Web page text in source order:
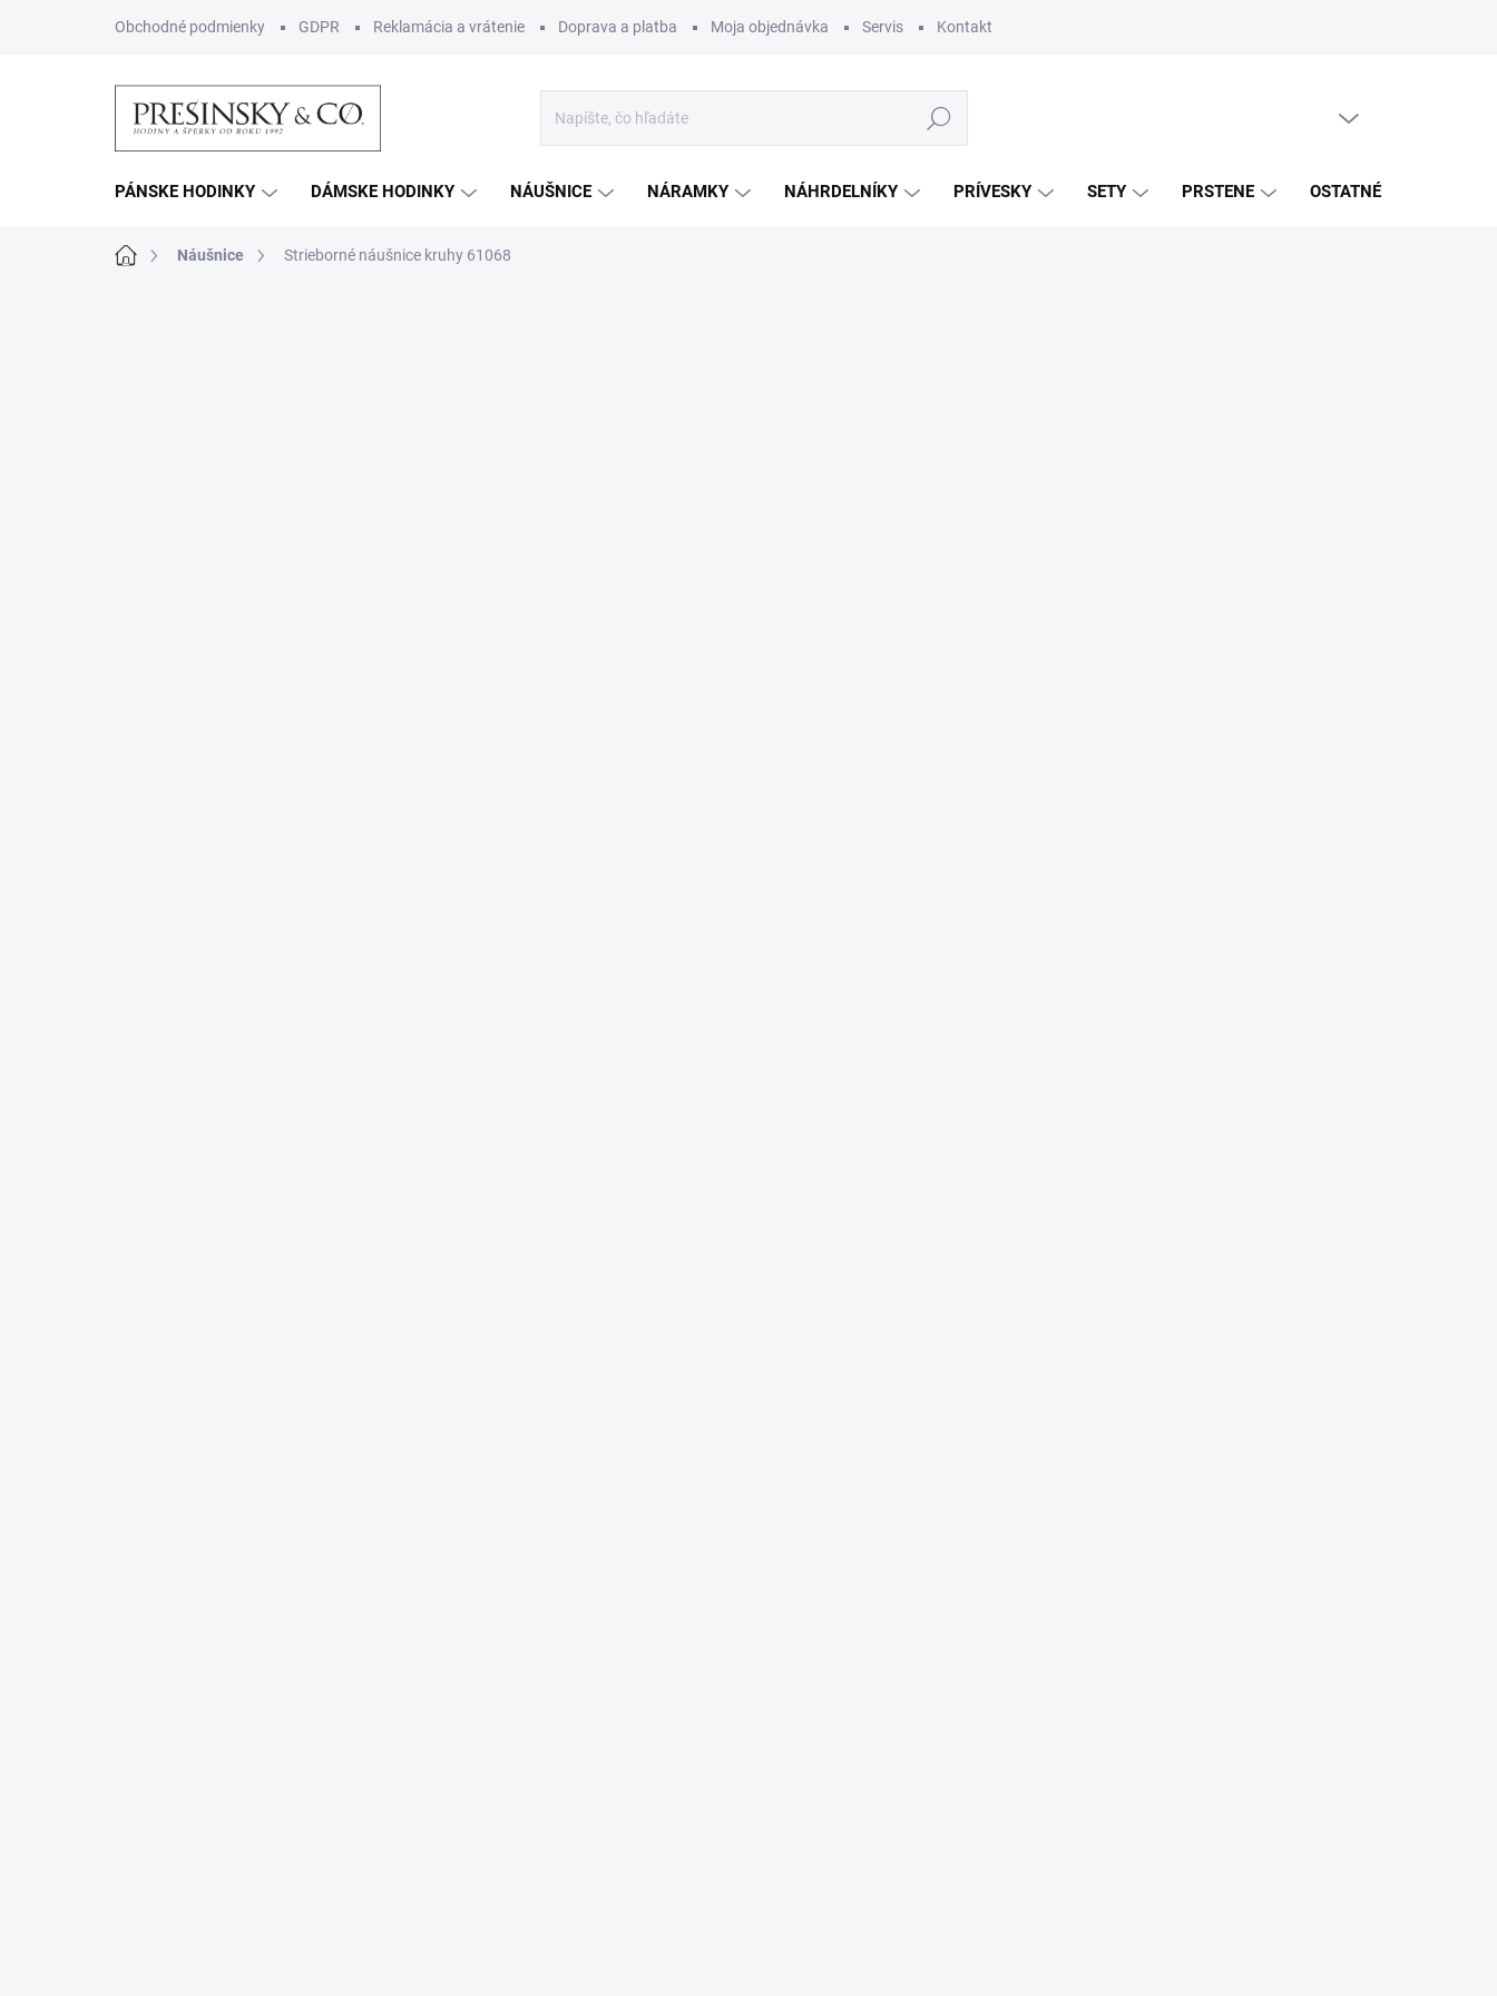
Obchodné podmienky GDPR Reklamácia a vrátenie Doprava a platba Moja objednávka Servis Kontakt
Hľadať
PÁNSKE HODINKY DÁMSKE HODINKY NÁUŠNICE NÁRAMKY NÁHRDELNÍKY PRÍVESKY SETY PRSTENE OSTATNÉ
DomovNáušnice Strieborné náušnice kruhy 61068